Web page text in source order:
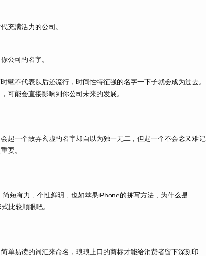
满活力的公司。
公司的名字。
不代表以后还流行，时间性特征强的名字一下子就会成为过去。
可能会直接影响到你公司未来的发展。
一个故弄玄虚的名字却自以为独一无二，但起一个不会念又难记
要。
有力，个性鲜明，也如苹果iPhone的拼写方法，为什么是
比较顺眼吧。
易读的词汇来命名，琅琅上口的商标才能给消费者留下深刻印